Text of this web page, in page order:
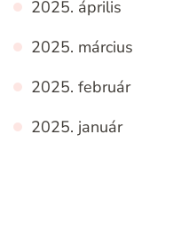
2025. április
2025. március
2025. február
2025. január